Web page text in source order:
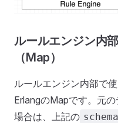
ルールエンジン内
（Map）
ルールエンジン内部で
ErlangのMapです。元
場合は、上記の